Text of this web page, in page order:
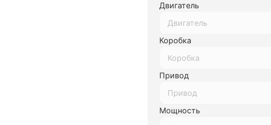
Двигатель
Двигатель
Коробка
Коробка
Привод
Привод
Мощность